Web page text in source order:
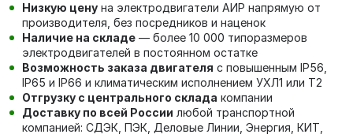
Низкую цену на электродвигатели АИР напрямую от
производителя, без посредников и наценок
Наличие на складе — более 10 000 типоразмеров
электродвигателей в постоянном остатке
Возможность заказа двигателя с повышенным IP56,
IP65 и IP66 и климатическим исполнением УХЛ1 или Т2
Отгрузку с центрального склада компании
Доставку по всей России любой транспортной
компанией: СДЭК, ПЭК, Деловые Линии, Энергия, КИТ,